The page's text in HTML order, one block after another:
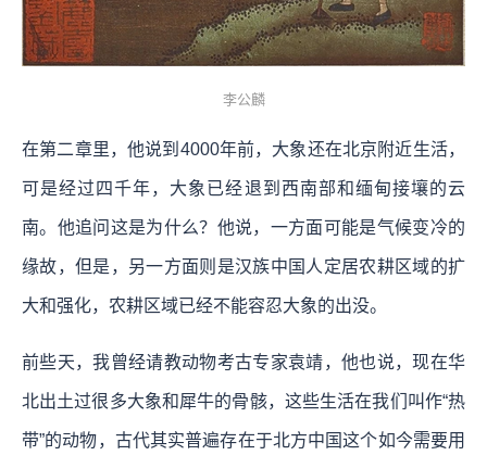
李公麟
在第二章里，他说到4000年前，大象还在北京附近生活，
可是经过四千年，大象已经退到西南部和缅甸接壤的云
南。他追问这是为什么？他说，一方面可能是气候变冷的
缘故，但是，另一方面则是汉族中国人定居农耕区域的扩
大和强化，农耕区域已经不能容忍大象的出没。
前些天，我曾经请教动物考古专家袁靖，他也说，现在华
北出土过很多大象和犀牛的骨骸，这些生活在我们叫作“热
带”的动物，古代其实普遍存在于北方中国这个如今需要用